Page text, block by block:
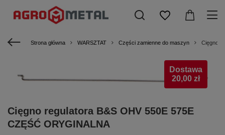
Strona główna WARSZTAT Części zamienne do maszyn Cięgno
Dostawa
20,00 zł
Cięgno regulatora B&S OHV 550E 575E
CZĘŚĆ ORYGINALNA